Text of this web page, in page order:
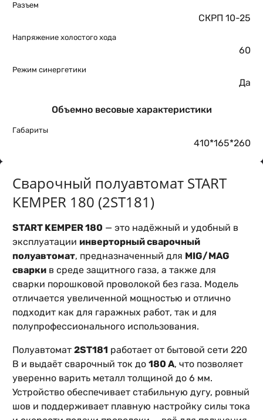
Разъем
СКРП 10-25
Напряжение холостого хода
60
Режим синергетики
Да
Объемно весовые характеристики
Габариты
410*165*260
Сварочный полуавтомат START
KEMPER 180 (2ST181)
START KEMPER 180 — это надёжный и удобный в
эксплуатации инверторный сварочный
полуавтомат, предназначенный для MIG/MAG
сварки в среде защитного газа, а также для
сварки порошковой проволокой без газа. Модель
отличается увеличенной мощностью и отлично
подходит как для гаражных работ, так и для
полупрофессионального использования.
Полуавтомат 2ST181 работает от бытовой сети 220
В и выдаёт сварочный ток до 180 А, что позволяет
уверенно варить металл толщиной до 6 мм.
Устройство обеспечивает стабильную дугу, ровный
шов и поддерживает плавную настройку силы тока